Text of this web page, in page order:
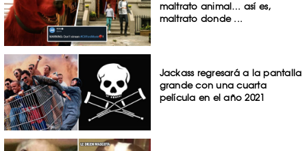
maltrato animal… así es,
maltrato donde ...
Jackass regresará a la pantalla
grande con una cuarta
película en el año 2021